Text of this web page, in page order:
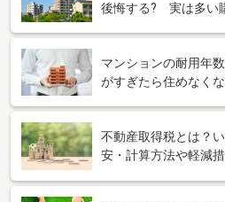
後悔する? 実は多い
マンションの耐用年
がすぎたら住めなく
不動産取得税とは？
安・計算方法や軽減